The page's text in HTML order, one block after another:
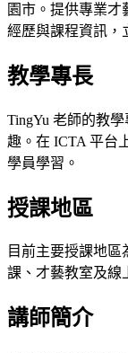
園市。提供專業
經歷與課程資訊，
教學專長
TingYu 老師的教
趣。在 ICTA 平台
學員學習。
授課地區
目前主要授課地
課、才藝教室及線
講師簡介